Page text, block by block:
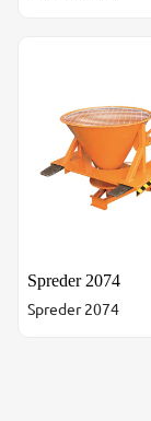
Spreder 2074
Spreder 2074